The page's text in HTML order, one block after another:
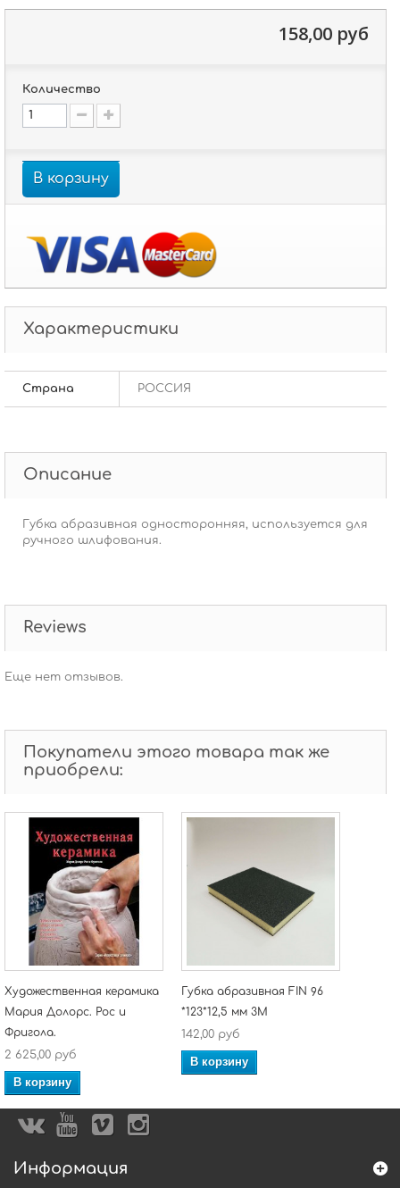
158,00 руб
Количество
В корзину
Характеристики
Страна РОССИЯ
Описание
Губка абразивная односторонняя, используется для
ручного шлифования.
Reviews
Еще нет отзывов.
Покупатели этого товара так же
приобрели:
Художественная керамика
Мария Долорс. Рос и
Фригола.
2 625,00 руб
В корзину
Губка абразивная FIN 96
*123*12,5 мм 3M
142,00 руб
В корзину
Информация